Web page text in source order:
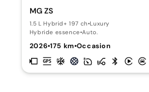
MG ZS
1.5 L Hybrid+ 197 ch•Luxury
Hybride essence•Auto.
2026•175 km•Occasion